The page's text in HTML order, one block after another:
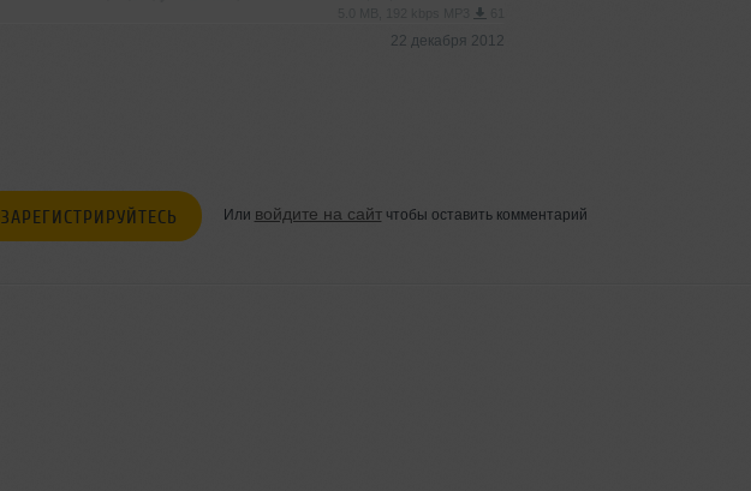
22 декабря 2012
ЗАРЕГИСТРИРУЙТЕСЬ Или войдите на сайтчтобы оставить комментарий